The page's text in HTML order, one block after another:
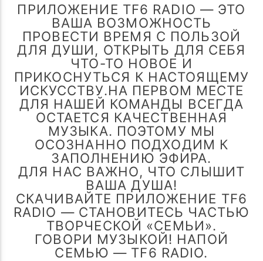
ПОТОК НАСТОЯЩЕГО
CROSSROADS ( CCCP CREW MIX 55
VOL 3 )
TROLL FAMILY R.MELMONT
TF6 Radio
ПРИЛОЖЕНИЕ TF6 RADIO — ЭТО
ВАША ВОЗМОЖНОСТЬ
ПРОВЕСТИ ВРЕМЯ С ПОЛЬЗОЙ
ДЛЯ ДУШИ, ОТКРЫТЬ ДЛЯ СЕБЯ
ЧТО-ТО НОВОЕ И
ПРИКОСНУТЬСЯ К НАСТОЯЩЕМУ
ИСКУССТВУ.НА ПЕРВОМ МЕСТЕ
ДЛЯ НАШЕЙ КОМАНДЫ ВСЕГДА
ОСТАЕТСЯ КАЧЕСТВЕННАЯ
МУЗЫКА. ПОЭТОМУ МЫ
ОСОЗНАННО ПОДХОДИМ К
ЗАПОЛНЕНИЮ ЭФИРА.
ДЛЯ НАС ВАЖНО, ЧТО СЛЫШИТ
ВАША ДУША!
СКАЧИВАЙТЕ ПРИЛОЖЕНИЕ TF6
RADIO — СТАНОВИТЕСЬ ЧАСТЬЮ
ТВОРЧЕСКОЙ «СЕМЬИ».
ГОВОРИ МУЗЫКОЙ! НАПОЙ
СЕМЬЮ — TF6 RADIO.